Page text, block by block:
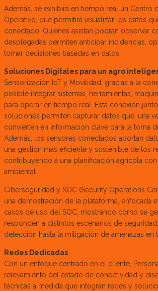
Además, se exhibirá en tiempo real un Centro
Operativo, que permitirá visualizar los datos
conectado. Quienes asistan podrán observar
desplegadas permiten anticipar incidencias,
tomar decisiones basadas en datos.
Soluciones Digitales para un agro
Sensorización IoT y Movilidad: gracias a la
posible integrar sistemas, herramientas,
para operar en tiempo real. Esta conexión
soluciones permiten capturar datos que, una
convierten en información clave para la toma
Además, los sensores conectados aportan
una gestión más eficiente y sostenible de los
contribuyendo a una planificación agrícola
ambiental.
Ciberseguridad y SOC (Security Operations
una demostración de la plataforma, enfocada
casos de uso del SOC, mostrando cómo se
responden a distintos escenarios de
detección hasta la mitigación de amenazas en
Redes Dedicadas
Con un enfoque centrado en el cliente,
relevamiento del estado de conectividad y
técnicas a medida que integran redes y